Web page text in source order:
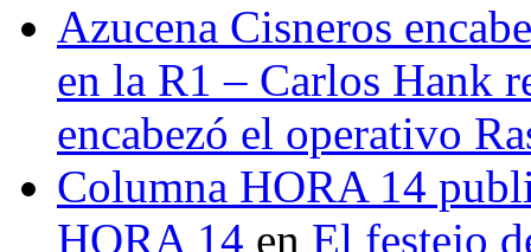
Azucena Cisneros
en la R1 – Carlos Hank
encabezó el operativo
Columna HORA 14
HORA 14 en El festejo